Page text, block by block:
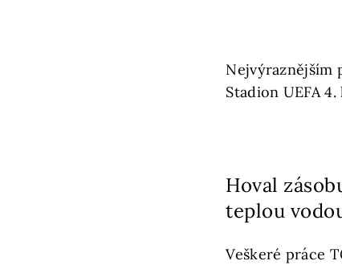
Nejvýraznějším
Stadion UEFA
Hoval
teplou
Veškeré práce